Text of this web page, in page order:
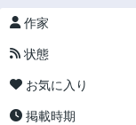
作家
状態
お気に入り
掲載時期